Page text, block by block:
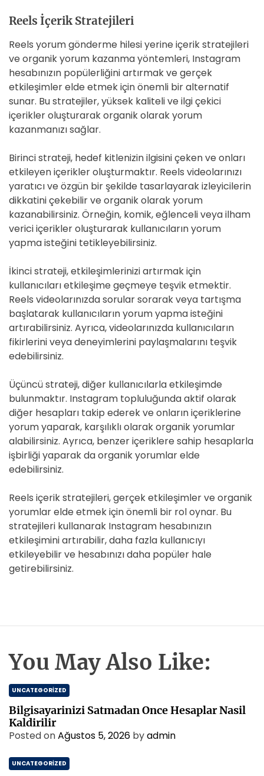
Reels İçerik Stratejileri
Reels yorum gönderme hilesi yerine içerik stratejileri
ve organik yorum kazanma yöntemleri, Instagram
hesabınızın popülerliğini artırmak ve gerçek
etkileşimler elde etmek için önemli bir alternatif
sunar. Bu stratejiler, yüksek kaliteli ve ilgi çekici
içerikler oluşturarak organik olarak yorum
kazanmanızı sağlar.
Birinci strateji, hedef kitlenizin ilgisini çeken ve onları
etkileyen içerikler oluşturmaktır. Reels videolarınızı
yaratıcı ve özgün bir şekilde tasarlayarak izleyicilerin
dikkatini çekebilir ve organik olarak yorum
kazanabilirsiniz. Örneğin, komik, eğlenceli veya ilham
verici içerikler oluşturarak kullanıcıların yorum
yapma isteğini tetikleyebilirsiniz.
İkinci strateji, etkileşimlerinizi artırmak için
kullanıcıları etkileşime geçmeye teşvik etmektir.
Reels videolarınızda sorular sorarak veya tartışma
başlatarak kullanıcıların yorum yapma isteğini
artırabilirsiniz. Ayrıca, videolarınızda kullanıcıların
fikirlerini veya deneyimlerini paylaşmalarını teşvik
edebilirsiniz.
Üçüncü strateji, diğer kullanıcılarla etkileşimde
bulunmaktır. Instagram topluluğunda aktif olarak
diğer hesapları takip ederek ve onların içeriklerine
yorum yaparak, karşılıklı olarak organik yorumlar
alabilirsiniz. Ayrıca, benzer içeriklere sahip hesaplarla
işbirliği yaparak da organik yorumlar elde
edebilirsiniz.
Reels içerik stratejileri, gerçek etkileşimler ve organik
yorumlar elde etmek için önemli bir rol oynar. Bu
stratejileri kullanarak Instagram hesabınızın
etkileşimini artırabilir, daha fazla kullanıcıyı
etkileyebilir ve hesabınızı daha popüler hale
getirebilirsiniz.
You May Also Like:
UNCATEGORIZED
Bilgisayarinizi Satmadan Once Hesaplar Nasil
Kaldirilir
Posted onAğustos 5, 2026 byadmin
UNCATEGORIZED